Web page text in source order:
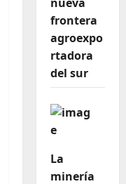
frontera
agroexpo
rtadora
del sur
La
minería